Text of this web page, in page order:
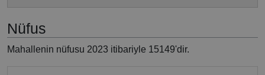
Nüfus
Mahallenin nüfusu 2023 itibariyle 15149'dir.